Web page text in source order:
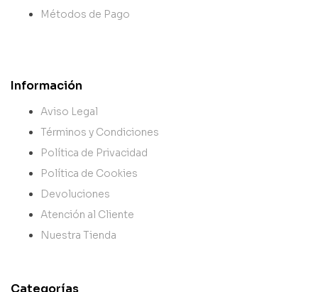
Métodos de Pago
Información
Aviso Legal
Términos y Condiciones
Política de Privacidad
Política de Cookies
Devoluciones
Atención al Cliente
Nuestra Tienda
Categorías